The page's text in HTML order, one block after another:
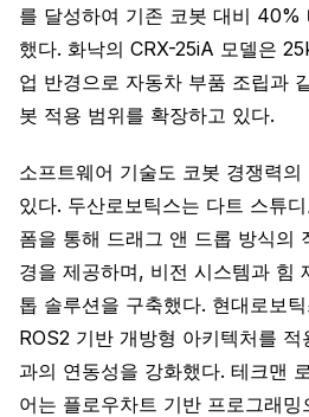
를 달성하여 기존 코봇 대비 40%
했다. 화낙의 CRX-25iA 모델은
업 반경으로 자동차 부품 조립과
봇 적용 범위를 확장하고 있다.
소프트웨어 기술도 코봇 경쟁력
있다. 두산로보틱스는 다트 스튜
폼을 통해 드래그 앤 드롭 방식의
경을 제공하며, 비전 시스템과 힘
톱 솔루션을 구축했다. 현대로보
ROS2 기반 개방형 아키텍처를
과의 연동성을 강화했다. 테크맨
어는 플로우차트 기반 프로그래